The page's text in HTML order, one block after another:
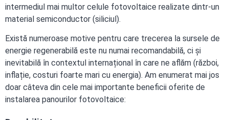
intermediul mai multor celule fotovoltaice realizate dintr-un
material semiconductor (siliciul).
Există numeroase motive pentru care trecerea la sursele de
energie regenerabilă este nu numai recomandabilă, ci și
inevitabilă în contextul internațional în care ne aflăm (război,
inflație, costuri foarte mari cu energia). Am enumerat mai jos
doar câteva din cele mai importante beneficii oferite de
instalarea panourilor fotovoltaice: